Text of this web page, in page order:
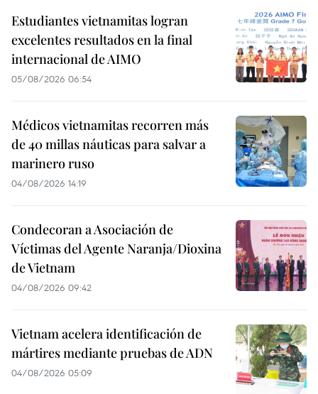
Estudiantes vietnamitas logran
excelentes resultados en la final
internacional de AIMO
05/08/2026 06:54
Médicos vietnamitas recorren más
de 40 millas náuticas para salvar a
marinero ruso
04/08/2026 14:19
Condecoran a Asociación de
Víctimas del Agente Naranja/Dioxina
de Vietnam
04/08/2026 09:42
Vietnam acelera identificación de
mártires mediante pruebas de ADN
04/08/2026 05:09